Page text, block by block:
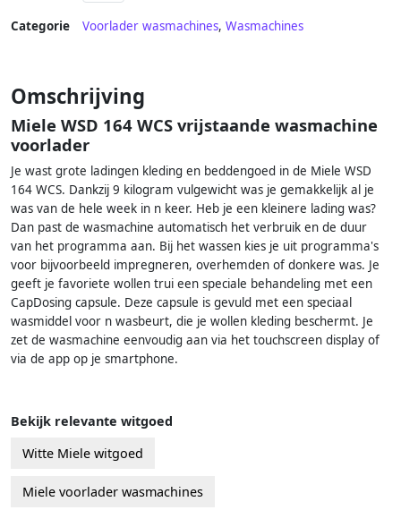
Categorie Voorlader wasmachines, Wasmachines
Omschrijving
Miele WSD 164 WCS vrijstaande wasmachine
voorlader
Je wast grote ladingen kleding en beddengoed in de Miele WSD
164 WCS. Dankzij 9 kilogram vulgewicht was je gemakkelijk al je
was van de hele week in n keer. Heb je een kleinere lading was?
Dan past de wasmachine automatisch het verbruik en de duur
van het programma aan. Bij het wassen kies je uit programma's
voor bijvoorbeeld impregneren, overhemden of donkere was. Je
geeft je favoriete wollen trui een speciale behandeling met een
CapDosing capsule. Deze capsule is gevuld met een speciaal
wasmiddel voor n wasbeurt, die je wollen kleding beschermt. Je
zet de wasmachine eenvoudig aan via het touchscreen display of
via de app op je smartphone.
Bekijk relevante witgoed
Witte Miele witgoed
Miele voorlader wasmachines